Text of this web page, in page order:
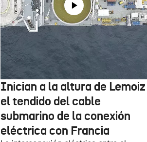
Inician a la altura de Lemoiz
el tendido del cable
submarino de la conexión
eléctrica con Francia